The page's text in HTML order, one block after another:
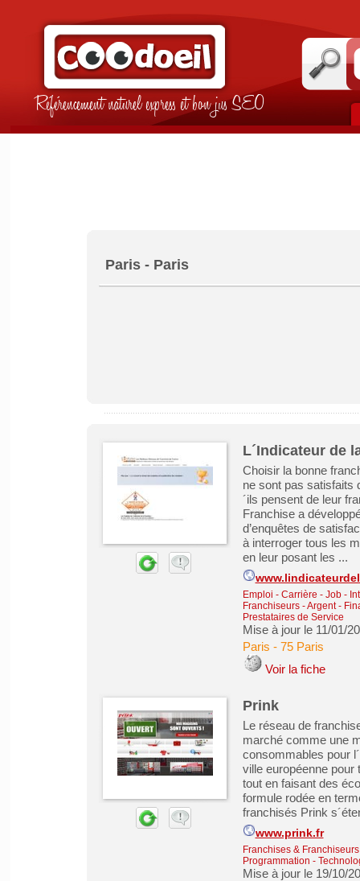
Référencement naturel express et bon jus SEO
Paris - Paris
L´Indicateur de
Choisir la bonne
ne sont pas satisfaits
´ils pensent de leur
Franchise a
d’enquêtes de
à interroger tous les
en leur posant les ...
Emploi - Carrière - Job -
Franchiseurs-Argent -
Prestataires de Service
Mise à jour le 11/01/
Paris - 75 Paris
Voir la fiche
Prink
Le réseau de
marché comme une
consommables pour
ville européenne pour
tout en faisant des
formule rodée en
franchisés Prink
www.prink.fr
Franchises & Franchiseurs
Programmation -
Mise à jour le 19/10/